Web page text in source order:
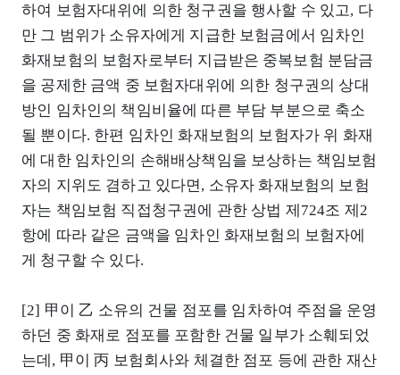
하여 보험자대위에 의한 청구권을 행사할 수 있고, 다
만 그 범위가 소유자에게 지급한 보험금에서 임차인
화재보험의 보험자로부터 지급받은 중복보험 분담금
을 공제한 금액 중 보험자대위에 의한 청구권의 상대
방인 임차인의 책임비율에 따른 부담 부분으로 축소
될 뿐이다. 한편 임차인 화재보험의 보험자가 위 화재
에 대한 임차인의 손해배상책임을 보상하는 책임보험
자의 지위도 겸하고 있다면, 소유자 화재보험의 보험
자는 책임보험 직접청구권에 관한 상법 제724조 제2
항에 따라 같은 금액을 임차인 화재보험의 보험자에
게 청구할 수 있다.
[2] 甲이 乙 소유의 건물 점포를 임차하여 주점을 운영
하던 중 화재로 점포를 포함한 건물 일부가 소훼되었
는데, 甲이 丙 보험회사와 체결한 점포 등에 관한 재산